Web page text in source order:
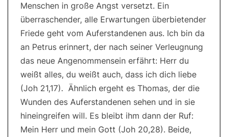
Menschen in große Angst versetzt. Ein
überraschender, alle Erwartungen überbietender
Friede geht vom Auferstandenen aus. Ich bin da
an Petrus erinnert, der nach seiner Verleugnung
das neue Angenommensein erfährt: Herr du
weißt alles, du weißt auch, dass ich dich liebe
(Joh 21,17). Ähnlich ergeht es Thomas, der die
Wunden des Auferstandenen sehen und in sie
hineingreifen will. Es bleibt ihm dann der Ruf:
Mein Herr und mein Gott (Joh 20,28). Beide,